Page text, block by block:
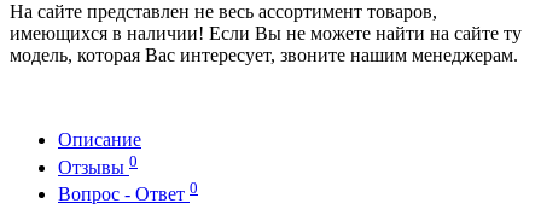
На сайте представлен не весь ассортимент товаров,
имеющихся в наличии! Если Вы не можете найти на сайте ту
модель, которая Вас интересует, звоните нашим менеджерам.
Описание
Отзывы 0
Вопрос - Ответ 0